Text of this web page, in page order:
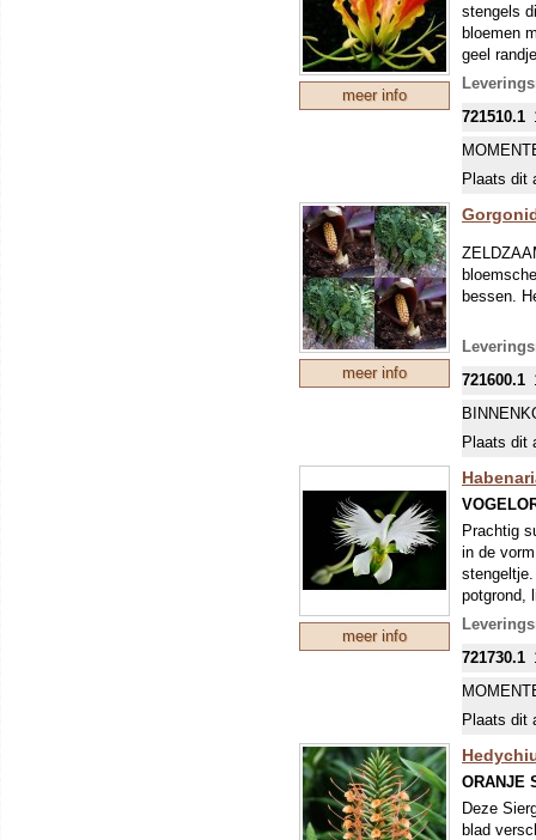
meer info
stengels
bloemen
geel
721510.1
Plaats dit
meer info
bessen.
721600.1
Plaats dit
meer info
Prachtig
in de
potgrond,
geven (uit
721730.1
Plaats dit
ORANJE
Deze
blad